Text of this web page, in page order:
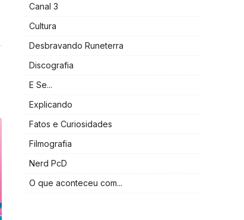
Canal 3
Cultura
Desbravando Runeterra
Discografia
E Se...
Explicando
Fatos e Curiosidades
Filmografia
Nerd PcD
O que aconteceu com...